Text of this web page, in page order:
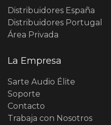
Distribuidores España
Distribuidores Portugal
Área Privada
La Empresa
Sarte Audio Élite
Soporte
Contacto
Trabaja con Nosotros